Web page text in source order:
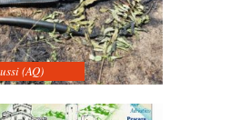
(AQ)